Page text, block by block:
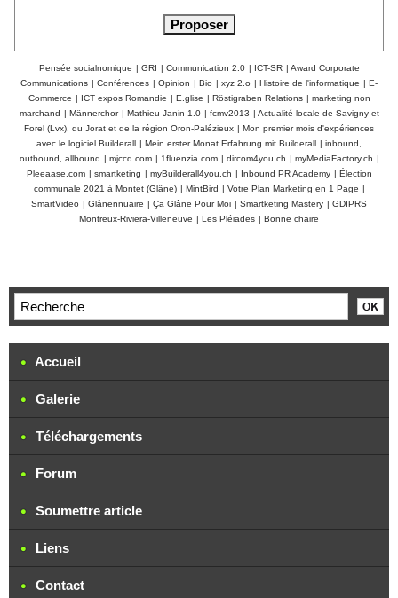
Pensée socialnomique | GRI | Communication 2.0 | ICT-SR | Award Corporate
Communications | Conférences | Opinion | Bio | xyz 2.o | Histoire de l'informatique | E-
Commerce | ICT expos Romandie | E.glise | Röstigraben Relations | marketing non
marchand | Männerchor | Mathieu Janin 1.0 | fcmv2013 | Actualité locale de Savigny et
Forel (Lvx), du Jorat et de la région Oron-Palézieux | Mon premier mois d'expériences
avec le logiciel Builderall | Mein erster Monat Erfahrung mit Builderall | inbound,
outbound, allbound | mjccd.com | 1fluenzia.com | dircom4you.ch | myMediaFactory.ch |
Pleeaase.com | smartketing | myBuilderall4you.ch | Inbound PR Academy | Élection
communale 2021 à Montet (Glâne) | MintBird | Votre Plan Marketing en 1 Page |
SmartVideo | Glânennuaire | Ça Glâne Pour Moi | Smartketing Mastery | GDIPRS
Montreux-Riviera-Villeneuve | Les Pléiades | Bonne chaire
Accueil
Galerie
Téléchargements
Forum
Soumettre article
Liens
Contact